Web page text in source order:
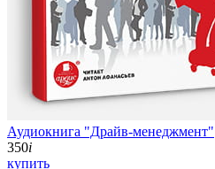
Аудиокнига "Драйв-менеджмент"
350i
купить